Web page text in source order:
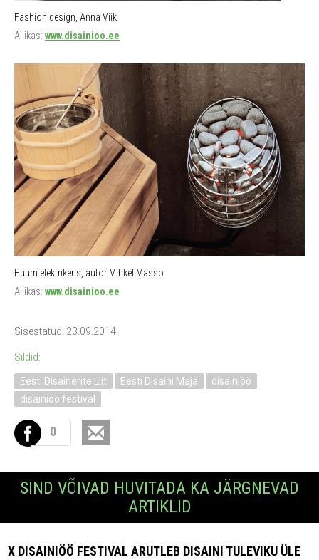
Fashion design, Anna Viik
Allikas: www.disainioo.ee
Huum elektrikeris, autor Mihkel Masso
Allikas: www.disainioo.ee
Sisestatud: 23.09.2014
Sildid:
Eesti Disainerite Liit Eesti Disaini Maja
disainiöö
disainiöö festival
0
SIND VÕIVAD HUVITADA KA JÄRGNEVAD
ARTIKLID
X DISAINIÖÖ FESTIVAL ARUTLEB DISAINI TULEVIKU ÜLE